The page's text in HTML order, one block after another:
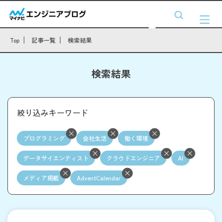
Top 記事一覧 検索結果
検索結果
絞り込みキーワード
プログラミング 会社生活 働く環境
データサイエンティスト クラウドエンジニア AI
メディア掲載 AdventCalendar